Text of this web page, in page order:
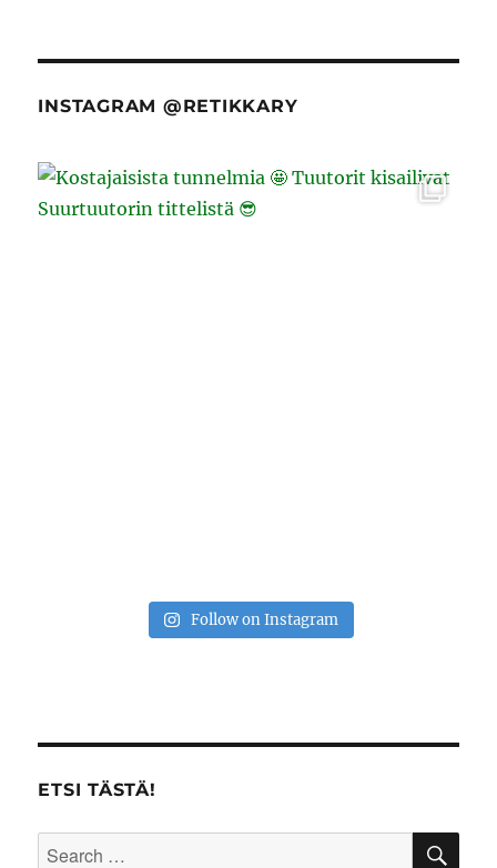
INSTAGRAM @RETIKKARY
Follow on Instagram
ETSI TÄSTÄ!
Search